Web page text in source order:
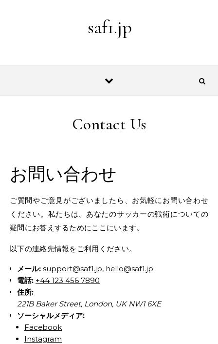
saf1.jp
Contact Us
お問い合わせ
ご質問やご意見がございましたら、お気軽にお問い合わせ
ください。私たちは、あなたのサッカーの戦術についての
疑問にお答えするためにここにいます。
以下の連絡先情報をご利用ください。
メール: support@saf1.jp, hello@saf1.jp
電話: +44 123 456 7890
住所:
221B Baker Street, London, UK NW1 6XE
ソーシャルメディア:
Facebook
Instagram